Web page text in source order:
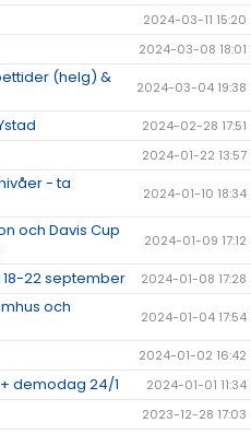
2024-03-11 15:20
2024-03-08 18:01
(helg) &
2024-03-04 19:38
2024-02-28 17:51
2024-01-22 13:57
- ta
2024-01-10 18:34
och Davis Cup
2024-01-09 17:12
18-22 september 2024-01-08 17:28
och
2024-01-04 17:54
2024-01-02 16:42
demodag 24/1 2024-01-01 11:34
2023-12-28 17:03